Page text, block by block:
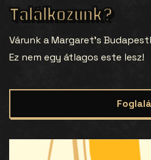
Találkozunk?
Várunk a Margaret’s
Ez nem egy átlagos este lesz!